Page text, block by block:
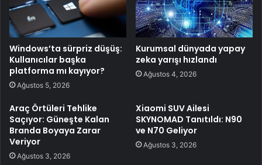
Windows’ta sürpriz düşüş:
Kullanıcılar başka
platforma mı kayıyor?
Ağustos 5, 2026
Kurumsal dünyada yapay
zeka yarışı hızlandı
Ağustos 4, 2026
Araç Örtüleri Tehlike
Saçıyor: Güneşte Kalan
Branda Boyaya Zarar
Veriyor
Ağustos 3, 2026
Xiaomi SUV Ailesi
SKYNOMAD Tanıtıldı: N90
ve N70 Geliyor
Ağustos 3, 2026